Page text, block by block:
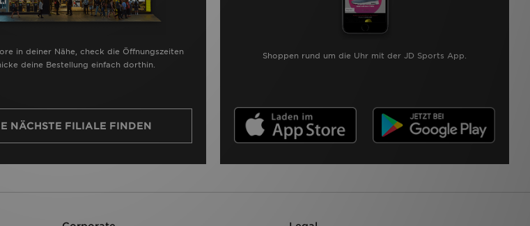
in deiner Nähe, check die Öffnungszeiten
deine Bestellung einfach dorthin.
NÄCHSTE FILIALE FINDEN
Shoppen rund um die Uhr mit der JD Sports App.